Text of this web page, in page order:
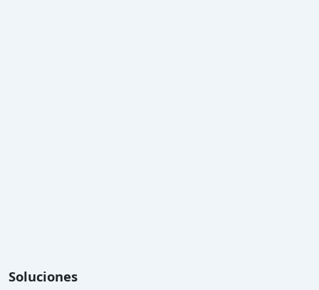
Soluciones